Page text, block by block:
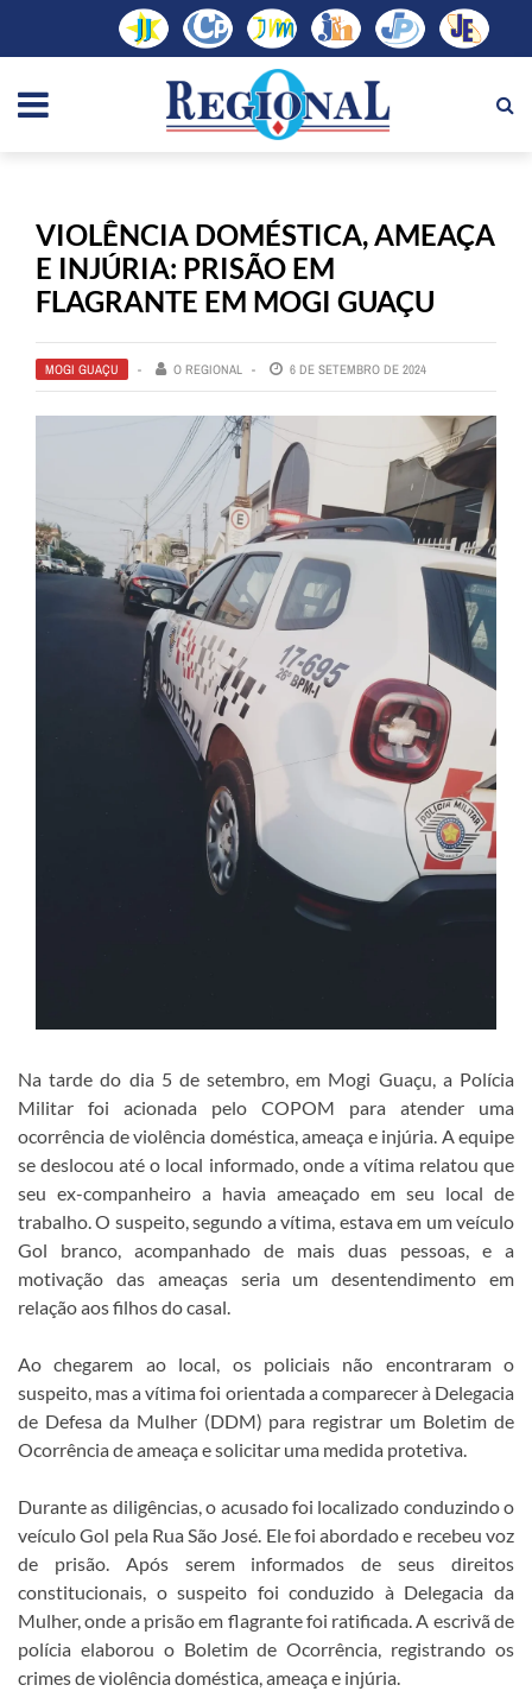
VIOLÊNCIA DOMÉSTICA, AMEAÇA
E INJÚRIA: PRISÃO EM
FLAGRANTE EM MOGI GUAÇU
MOGI GUAÇU O REGIONAL 6 DE SETEMBRO DE 2024
Na tarde do dia 5 de setembro, em Mogi Guaçu, a Polícia
Militar foi acionada pelo COPOM para atender uma
ocorrência de violência doméstica, ameaça e injúria. A equipe
se deslocou até o local informado, onde a vítima relatou que
seu ex-companheiro a havia ameaçado em seu local de
trabalho. O suspeito, segundo a vítima, estava em um veículo
Gol branco, acompanhado de mais duas pessoas, e a
motivação das ameaças seria um desentendimento em
relação aos filhos do casal.
Ao chegarem ao local, os policiais não encontraram o
suspeito, mas a vítima foi orientada a comparecer à Delegacia
de Defesa da Mulher (DDM) para registrar um Boletim de
Ocorrência de ameaça e solicitar uma medida protetiva.
Durante as diligências, o acusado foi localizado conduzindo o
veículo Gol pela Rua São José. Ele foi abordado e recebeu voz
de prisão. Após serem informados de seus direitos
constitucionais, o suspeito foi conduzido à Delegacia da
Mulher, onde a prisão em flagrante foi ratificada. A escrivã de
polícia elaborou o Boletim de Ocorrência, registrando os
crimes de violência doméstica, ameaça e injúria.